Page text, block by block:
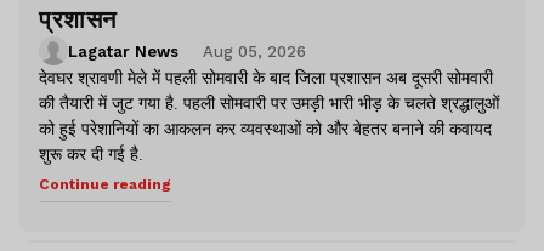
प्रशासन
Lagatar News
Aug 05, 2026
देवघर श्रावणी मेले में पहली सोमवारी के बाद जिला प्रशासन अब दूसरी सोमवारी
की तैयारी में जुट गया है. पहली सोमवारी पर उमड़ी भारी भीड़ के चलते श्रद्धालुओं
को हुई परेशानियों का आकलन कर व्यवस्थाओं को और बेहतर बनाने की कवायद
शुरू कर दी गई है.
Continue reading